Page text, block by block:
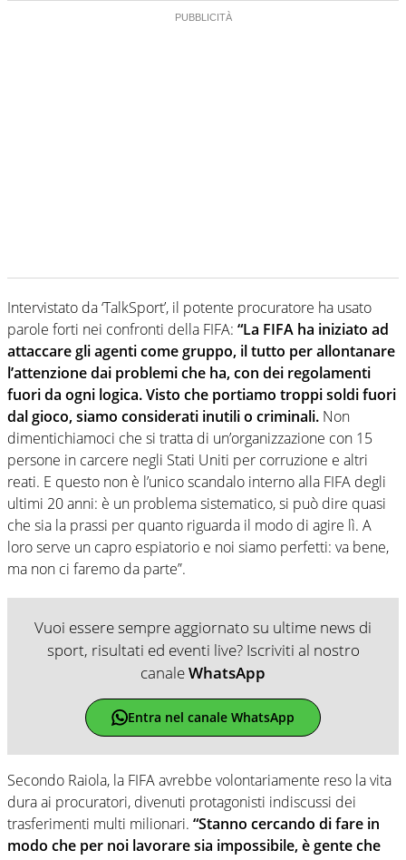
Intervistato da ‘TalkSport’, il potente procuratore ha usato
parole forti nei confronti della FIFA: “La FIFA ha iniziato ad
attaccare gli agenti come gruppo, il tutto per allontanare
l’attenzione dai problemi che ha, con dei regolamenti
fuori da ogni logica.Visto che portiamo troppi soldi fuori
dal gioco, siamo considerati inutili o criminali. Non
dimentichiamoci che si tratta di un’organizzazione con 15
persone in carcere negli Stati Uniti per corruzione e altri
reati. E questo non è l’unico scandalo interno alla FIFA degli
ultimi 20 anni: è un problema sistematico, si può dire quasi
che sia la prassi per quanto riguarda il modo di agire lì. A
loro serve un capro espiatorio e noi siamo perfetti: va bene,
ma non ci faremo da parte”.
Vuoi essere sempre aggiornato su ultime news di
sport, risultati ed eventi live? Iscriviti al nostro
canaleWhatsApp
Entra nel canale WhatsApp
Secondo Raiola, la FIFA avrebbe volontariamente reso la vita
dura ai procuratori, divenuti protagonisti indiscussi dei
trasferimenti multi milionari. “Stanno cercando di fare in
modo che per noi lavorare sia impossibile, è gente che